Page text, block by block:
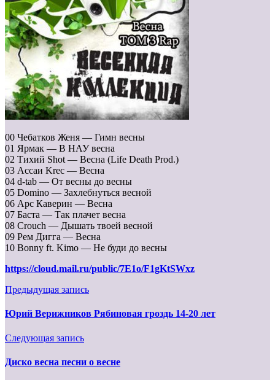
00 Чебатков Женя — Гимн весны
01 Ярмак — В НАУ весна
02 Тихий Shot — Весна (Life Death Prod.)
03 Ассаи Krec — Весна
04 d-tab — От весны до весны
05 Domino — Захлебнуться весной
06 Арс Каверин — Весна
07 Баста — Так плачет весна
08 Crouch — Дышать твоей весной
09 Рем Дигга — Весна
10 Bonny ft. Kimo — Не буди до весны
https://cloud.mail.ru/public/7E1o/F1gKtSWxz
Предыдущая запись
Юрий Верижников Рябиновая гроздь 14-20 лет
Следующая запись
Диско весна песни о весне